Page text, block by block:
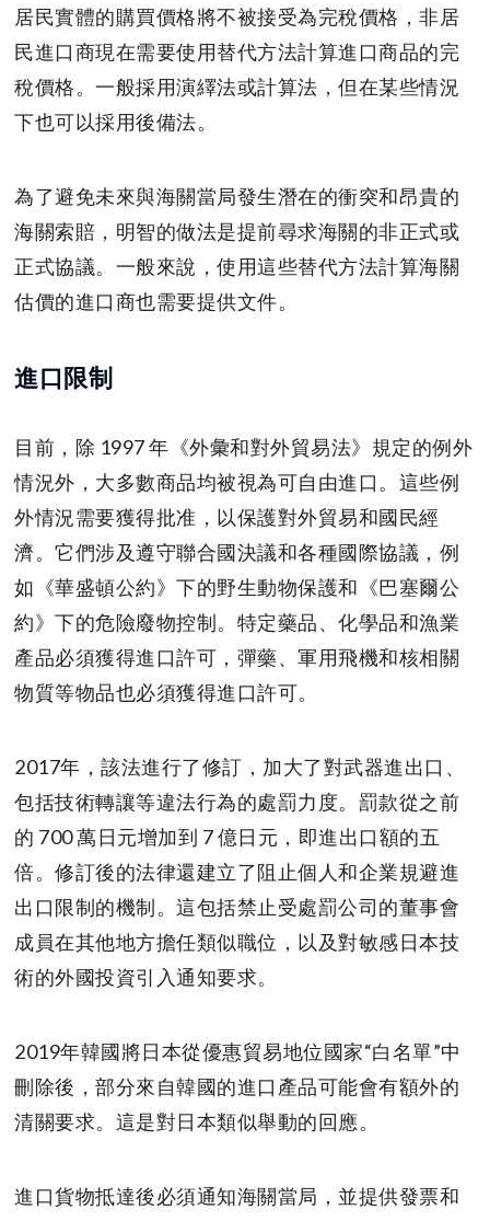
居民實體的購買價格將不被接受為完稅價格，非居
民進口商現在需要使用替代方法計算進口商品的完
稅價格。一般採用演繹法或計算法，但在某些情況
下也可以採用後備法。
為了避免未來與海關當局發生潛在的衝突和昂貴的
海關索賠，明智的做法是提前尋求海關的非正式或
正式協議。一般來說，使用這些替代方法計算海關
估價的進口商也需要提供文件。
進口限制
目前，除 1997 年《外彙和對外貿易法》規定的例外
情況外，大多數商品均被視為可自由進口。這些例
外情況需要獲得批准，以保護對外貿易和國民經
濟。它們涉及遵守聯合國決議和各種國際協議，例
如《華盛頓公約》下的野生動物保護和《巴塞爾公
約》下的危險廢物控制。特定藥品、化學品和漁業
產品必須獲得進口許可，彈藥、軍用飛機和核相關
物質等物品也必須獲得進口許可。
2017年，該法進行了修訂，加大了對武器進出口、
包括技術轉讓等違法行為的處罰力度。罰款從之前
的 700 萬日元增加到 7 億日元，即進出口額的五
倍。修訂後的法律還建立了阻止個人和企業規避進
出口限制的機制。這包括禁止受處罰公司的董事會
成員在其他地方擔任類似職位，以及對敏感日本技
術的外國投資引入通知要求。
2019年韓國將日本從優惠貿易地位國家“白名單”中
刪除後，部分來自韓國的進口產品可能會有額外的
清關要求。這是對日本類似舉動的回應。
進口貨物抵達後必須通知海關當局，並提供發票和